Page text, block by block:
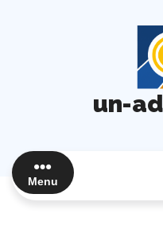
un-
Menu